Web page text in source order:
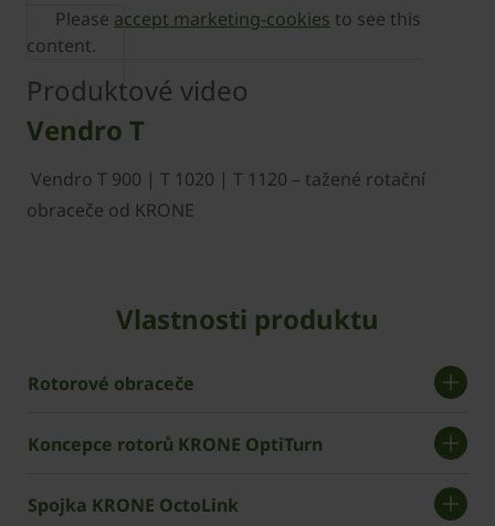
Please accept marketing-cookies to see this
content.
Produktové video
Vendro T
Vendro T 900 | T 1020 | T 1120 – tažené rotační
obraceče od KRONE
Vlastnosti produktu
Rotorové obraceče
Koncepce rotorů KRONE OptiTurn
Spojka KRONE OctoLink